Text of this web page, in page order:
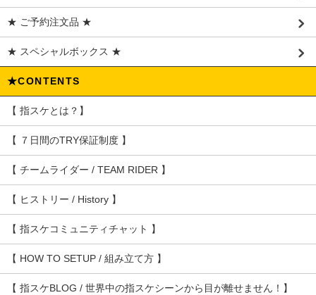
★ ご予約注文品 ★
★ スペシャルボックス ★
★CONTENTS
【 指スケとは？】
【 ７日間のTRY保証制度 】
【 チームライダー / TEAM RIDER 】
【 ヒストリー / History 】
【 指スケコミュニティチャット 】
【 HOW TO SETUP / 組み立て方 】
【 指スケBLOG / 世界中の指スケシーンから目が離せません！】